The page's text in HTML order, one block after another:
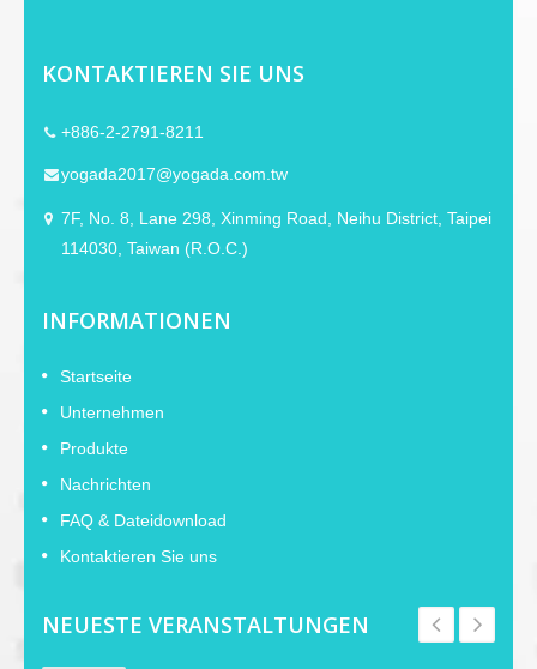
Phantomspeisung und werden mit
KONTAKTIEREN SIE UNS
+886-2-2791-8211
yogada2017@yogada.com.tw
7F, No. 8, Lane 298, Xinming Road, Neihu District, Taipei
114030, Taiwan (R.O.C.)
INFORMATIONEN
Startseite
Unternehmen
Produkte
Nachrichten
FAQ & Dateidownload
Kontaktieren Sie uns
NEUESTE VERANSTALTUNGEN